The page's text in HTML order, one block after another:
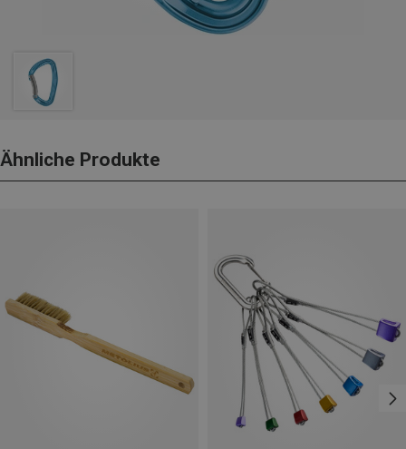
Ähnliche Produkte